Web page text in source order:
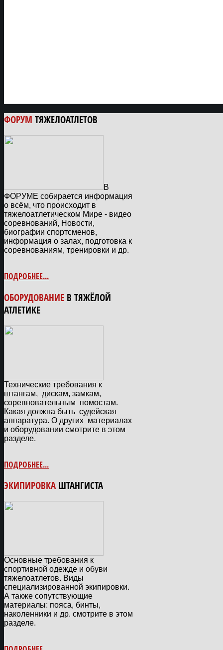
ФОРУМ ТЯЖЕЛОАТЛЕТОВ
В
ФОРУМЕ собирается информация
о всём, что происходит в
тяжелоатлетическом Мире - видео
соревнований, Новости,
биографии спортсменов,
информация о залах, подготовка к
соревнованиям, тренировки и др.
ПОДРОБНЕЕ...
ОБОРУДОВАНИЕ В ТЯЖЁЛОЙ
АТЛЕТИКЕ
Технические требования к
штангам, дискам, замкам,
соревновательным помостам.
Какая должна быть судейская
аппаратура. О других материалах
и оборудовании смотрите в этом
разделе.
ПОДРОБНЕЕ...
ЭКИПИРОВКА ШТАНГИСТА
Основные требования к
спортивной одежде и обуви
тяжелоатлетов. Виды
специализированной экипировки.
А также сопутствующие
материалы: пояса, бинты,
наколенники и др. смотрите в этом
разделе.